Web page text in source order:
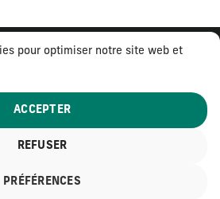
pour optimiser notre site web et
ACCEPTER
REFUSER
PRÉFÉRENCES